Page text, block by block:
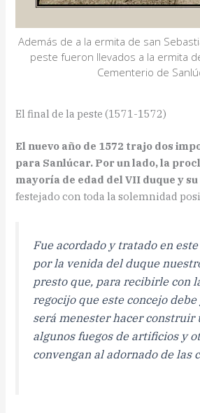
Además de a la ermita de san
peste fueron llevados a la ermita
Cementerio de
El final de la peste (1571-1572)
El nuevo año de 1572 trajo dos
para Sanlúcar. Por un lado, la
mayoría de edad del VII duque y
festejado con toda la solemnidad
Fue acordado y tratado en
por la venida del duque
presto que, para recibirle con
regocijo que este concejo debe
será menester hacer construir
algunos fuegos de artificios y
convengan al adornado de las